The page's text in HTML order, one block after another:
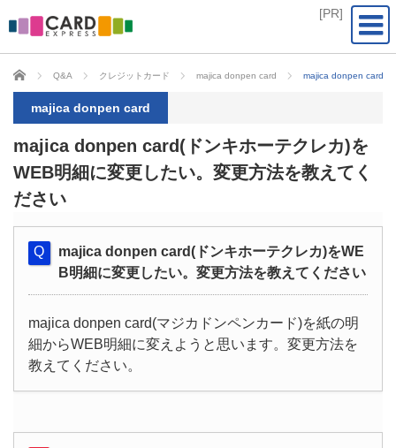
CARD EXPRESS
Q&A クレジットカード majica donpen card majica donpen card(
majica donpen card
majica donpen card(ドンキホーテクレカ)を
WEB明細に変更したい。変更方法を教えてく
ださい
majica donpen card(ドンキホーテクレカ)をWE
B明細に変更したい。変更方法を教えてください
majica donpen card(マジカドンペンカード)を紙の明
細からWEB明細に変えようと思います。変更方法を
教えてください。